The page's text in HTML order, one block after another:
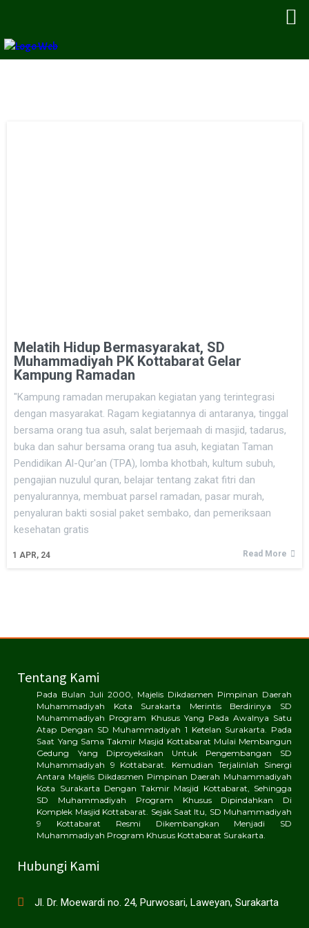
Melatih Hidup Bermasyarakat, SD
Muhammadiyah PK Kottabarat Gelar
Kampung Ramadan
1 APR, 24
"Kampung ramadan merupakan kegiatan yang terintegrasi
dengan masyarakat. Ragam kegiatannya di antaranya, tinggal
bersama orang tua asuh, salat berjemaah di masjid, tadarus,
buka dan sahur bersama orang tua asuh, kegiatan Taman
Pendidikan Al-Qur'an (TPA), lomba khotbah, kultum subuh,
pengajian nuzulul quran, belajar tentang zakat fitri dan
penyalurannya, membuat parsel ramadan, pasar murah,
penyaluran bakti sosial paket sembako, dan pemeriksaan
kesehatan gratis
Read More
Tentang Kami
Pada Bulan Juli 2000, Majelis Dikdasmen Pimpinan Daerah
Muhammadiyah Kota Surakarta Merintis Berdirinya SD
Muhammadiyah Program Khusus Yang Pada Awalnya Satu
Atap Dengan SD Muhammadiyah 1 Ketelan Surakarta. Pada
Saat Yang Sama Takmir Masjid Kottabarat Mulai Membangun
Gedung Yang Diproyeksikan Untuk Pengembangan SD
Muhammadiyah 9 Kottabarat. Kemudian Terjalinlah Sinergi
Antara Majelis Dikdasmen Pimpinan Daerah Muhammadiyah
Kota Surakarta Dengan Takmir Masjid Kottabarat, Sehingga
SD Muhammadiyah Program Khusus Dipindahkan Di
Komplek Masjid Kottabarat. Sejak Saat Itu, SD Muhammadiyah
9 Kottabarat Resmi Dikembangkan Menjadi SD
Muhammadiyah Program Khusus Kottabarat Surakarta.
Hubungi Kami
Jl. Dr. Moewardi no. 24, Purwosari, Laweyan, Surakarta